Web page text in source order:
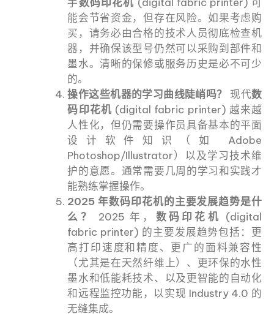
能会节省资金，但存在风险。如果考虑购
买，请务必由合格的技术人员彻底检查机
器，并确保该型号仍然可以采购到部件和
墨水。清晰的保修或服务历史是必不可少
的。
操作这些机器的学习曲线陡峭吗？
现代数
码印花机 (digital fabric printer) 越来越
人性化，但仍需要操作员具备基本的平面
设计软件知识（如 Adobe
Photoshop/Illustrator）以及学习技术维
护的意愿。通常需要几周的学习和实践才
能熟练掌握操作。
2025 年数码印花机的主要发展趋势是什
么？
2025 年， 数码印花机
(digital
fabric printer) 的主要发展趋势包括：更
高打印速度和精度、更广的面料兼容性
（尤其是在天然纤维上）、更环保的水性
墨水和低能耗技术、以及更智能的自动化
和远程监控功能，以实现 Industry 4.0 的
无缝集成。